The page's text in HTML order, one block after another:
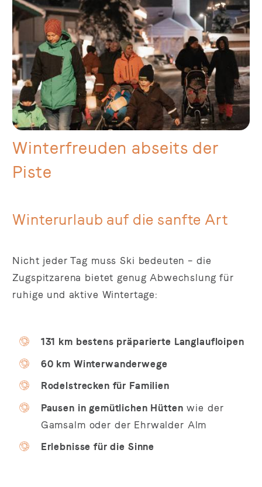
Winterfreuden abseits der
Piste
Winterurlaub auf die sanfte Art
Nicht jeder Tag muss Ski bedeuten – die
Zugspitzarena bietet genug Abwechslung für
ruhige und aktive Wintertage:
131 km bestens präparierte Langlaufloipen
60 km Winterwanderwege
Rodelstrecken für Familien
Pausen in gemütlichen Hütten wie der
Gamsalm oder der Ehrwalder Alm
Erlebnisse für die Sinne